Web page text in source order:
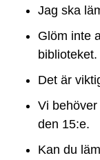
Jag ska
Glöm inte
biblioteket.
Det är
Vi
den 15:e.
Kan du